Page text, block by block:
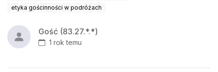
etyka gościnności w podróżach
Gość (83.27.*.*)
1 rok temu